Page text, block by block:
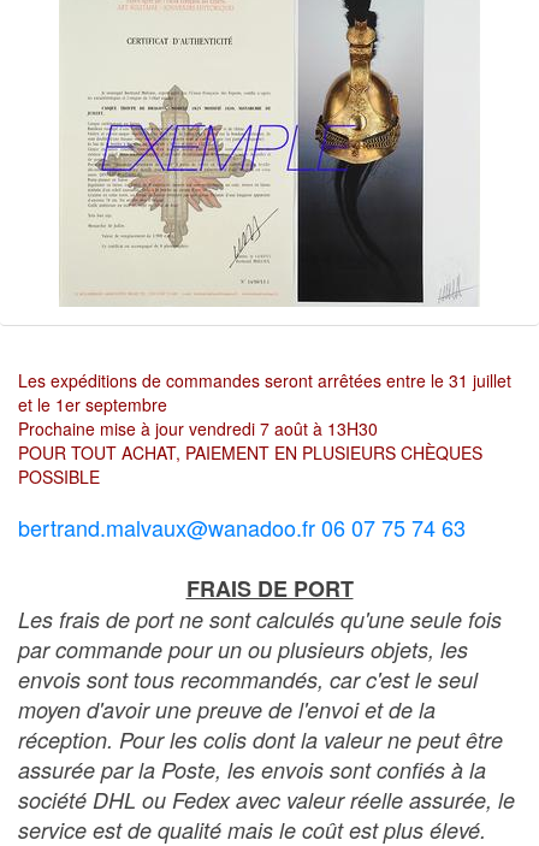
Les expéditions de commandes seront arrêtées entre le 31 juillet
et le 1er septembre
Prochaine mise à jour vendredi 7 août à 13H30
POUR TOUT ACHAT, PAIEMENT EN PLUSIEURS CHÈQUES
POSSIBLE
bertrand.malvaux@wanadoo.fr 06 07 75 74 63
FRAIS DE PORT
Les frais de port ne sont calculés qu'une seule fois
par commande pour un ou plusieurs objets, les
envois sont tous recommandés, car c'est le seul
moyen d'avoir une preuve de l'envoi et de la
réception. Pour les colis dont la valeur ne peut être
assurée par la Poste, les envois sont confiés à la
société DHL ou Fedex avec valeur réelle assurée, le
service est de qualité mais le coût est plus élevé.